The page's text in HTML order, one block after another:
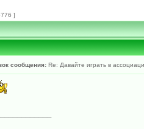
]
сообщения: Re: Давайте играть в